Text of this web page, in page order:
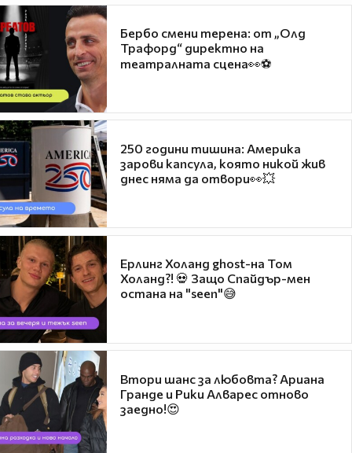
Бербо смени терена: от „Олд
Трафорд“ директно на
театралната сцена👀⚽
250 години тишина: Америка
зарови капсула, която никой жив
днес няма да отвори👀💥
Ерлинг Холанд ghost-на Том
Холанд?! 💀 Защо Спайдър-мен
остана на "seen"😅
Втори шанс за любовта? Ариана
Гранде и Рики Алварес отново
заедно!😍